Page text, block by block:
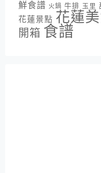
鮮食譜 火鍋 牛排 玉里
花蓮景點 花蓮
開箱 食譜